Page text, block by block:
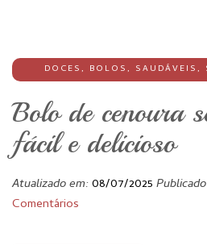
DOCES, BOLOS, SAUDÁVEIS,
Bolo de cenoura
fácil e delicioso
Atualizado em:08/07/2025
Comentários